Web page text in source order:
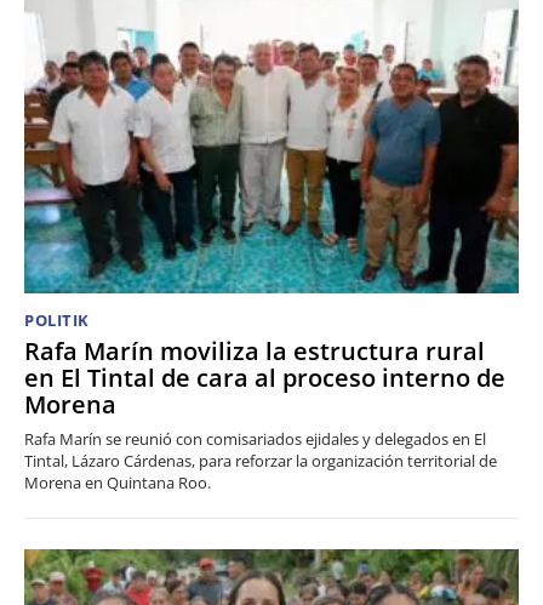
POLITIK
Rafa Marín moviliza la estructura rural
en El Tintal de cara al proceso interno de
Morena
Rafa Marín se reunió con comisariados ejidales y delegados en El
Tintal, Lázaro Cárdenas, para reforzar la organización territorial de
Morena en Quintana Roo.